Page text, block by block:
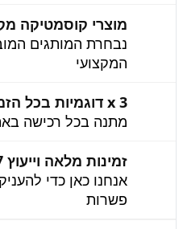
מוצרי קוסמטיקה
נבחרת המותגים
המקצועי
3 x דוגמיות בכל הזמנה
מתנה בכל רכישה
זמינות מלאה וייעוץ 24/7
אנחנו כאן כדי
פשרות